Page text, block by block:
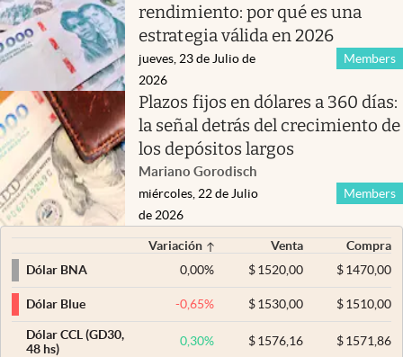
rendimiento: por qué es una
estrategia válida en 2026
Members
jueves, 23 de Julio de
2026
Plazos fijos en dólares a 360 días:
la señal detrás del crecimiento de
los depósitos largos
Mariano Gorodisch
Members
miércoles, 22 de Julio
de 2026
Variación Venta
Compra
Dólar BNA
0,00% $ 1520,00 $1470,00
Dólar Blue -0,65% $ 1530,00 $1510,00
Dólar CCL (GD30,
48 hs)
0,30% $ 1576,16 $1571,86